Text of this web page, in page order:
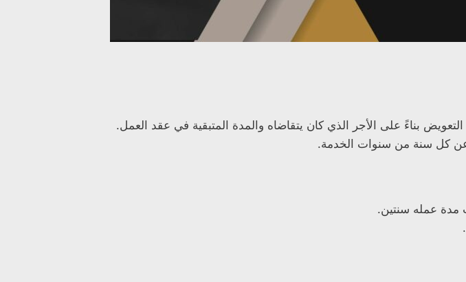
بناءً على الأجر الذي كان يتقاضاه والمدة المتبقية في عقد العمل.
كل سنة من سنوات الخدمة.
مدة عمله سنتين.